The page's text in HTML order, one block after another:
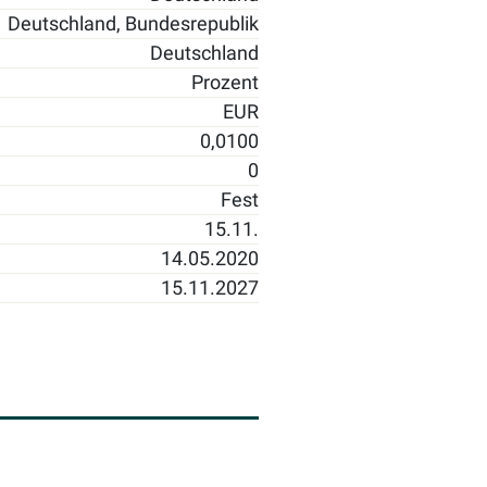
Deutschland, Bundesrepublik
Deutschland
Prozent
EUR
0,0100
0
Fest
15.11.
14.05.2020
15.11.2027